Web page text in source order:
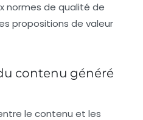
normes de qualité de
propositions de valeur
contenu généré
le contenu et les